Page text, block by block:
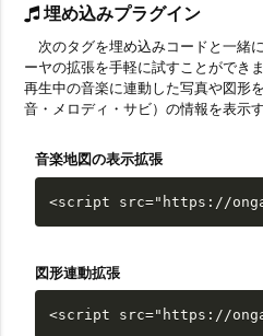
埋め込みプラグイン
次のタグを埋め込みコードと一緒
ーヤの拡張を手軽に試すことができま
再生中の音楽に連動した写真や図形
音・メロディ・サビ）の情報を表示
音楽地図の表示拡張
<script src="https://
図形連動拡張
<script src="https://